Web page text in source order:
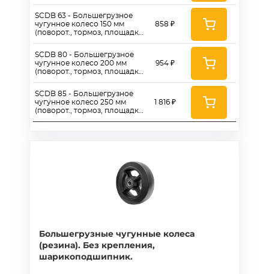
SCDB 63 - Большегрузное
чугунное колесо 150 мм
(поворот., тормоз, площадка,
SCDB 80 - Большегрузное
чугунное колесо 200 мм
(поворот., тормоз, площадка,
SCDB 85 - Большегрузное
чугунное колесо 250 мм
(поворот., тормоз, площадка,
858 ₽
954 ₽
1 816 ₽
Большегрузные чугунные колеса
(резина). Без крепления,
шарикоподшипник.